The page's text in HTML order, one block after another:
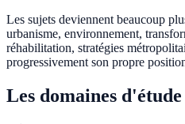
Les sujets deviennent beaucoup
urbanisme, environnement,
réhabilitation, stratégies
progressivement son propre
Les domaines d'étude